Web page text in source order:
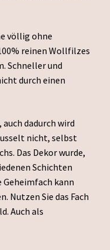
völlig ohne
reinen Wollfilzes
Schneller und
durch einen
dadurch wird
nicht, selbst
Das Dekor wurde,
Schichten
kann
Nutzen Sie das Fach
Auch als